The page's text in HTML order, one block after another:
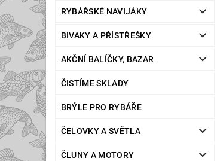
RYBÁŘSKÉ NAVIJÁKY
BIVAKY A PŘÍSTŘEŠKY
AKČNÍ BALÍČKY, BAZAR
ČISTÍME SKLADY
BRÝLE PRO RYBÁŘE
ČELOVKY A SVĚTLA
ČLUNY A MOTORY